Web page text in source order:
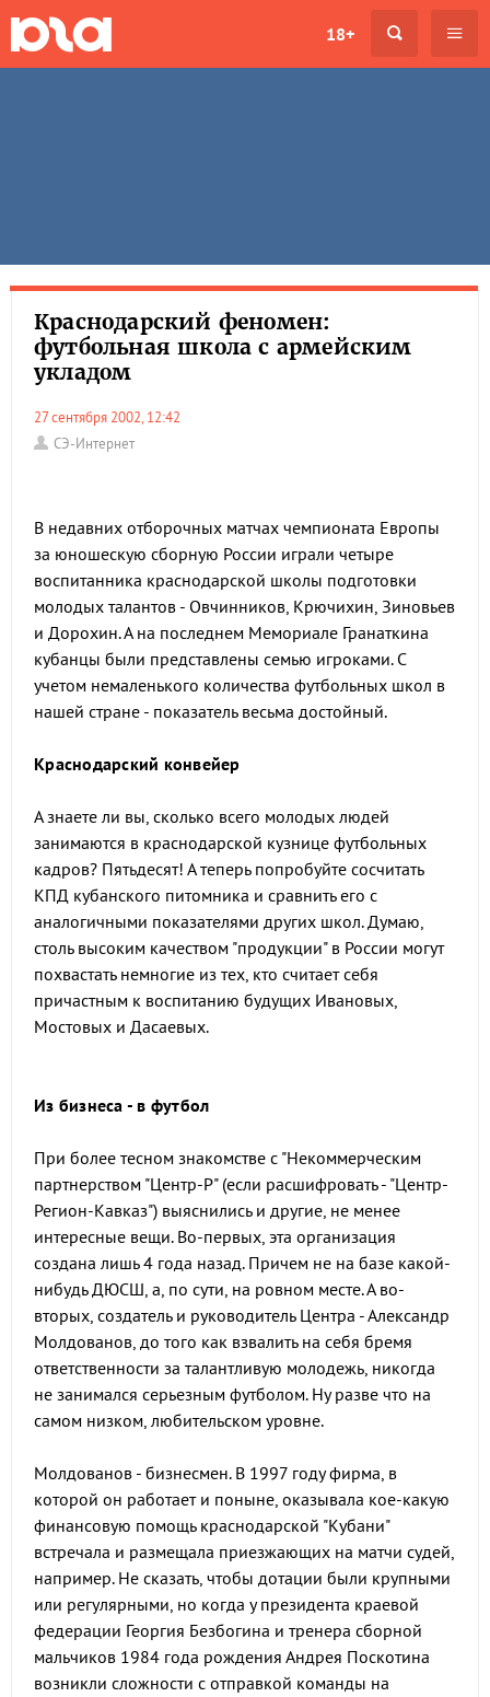
18+
Краснодарский феномен:
футбольная школа с армейским
укладом
27 сентября 2002, 12:42
СЭ-Интернет
В недавних отборочных матчах чемпионата Европы
за юношескую сборную России играли четыре
воспитанника краснодарской школы подготовки
молодых талантов - Овчинников, Крючихин, Зиновьев
и Дорохин. А на последнем Мемориале Гранаткина
кубанцы были представлены семью игроками. С
учетом немаленького количества футбольных школ в
нашей стране - показатель весьма достойный.
Краснодарский конвейер
А знаете ли вы, сколько всего молодых людей
занимаются в краснодарской кузнице футбольных
кадров? Пятьдесят! А теперь попробуйте сосчитать
КПД кубанского питомника и сравнить его с
аналогичными показателями других школ. Думаю,
столь высоким качеством "продукции" в России могут
похвастать немногие из тех, кто считает себя
причастным к воспитанию будущих Ивановых,
Мостовых и Дасаевых.
Из бизнеса - в футбол
При более тесном знакомстве с "Некоммерческим
партнерством "Центр-Р" (если расшифровать - "Центр-
Регион-Кавказ") выяснились и другие, не менее
интересные вещи. Во-первых, эта организация
создана лишь 4 года назад. Причем не на базе какой-
нибудь ДЮСШ, а, по сути, на ровном месте. А во-
вторых, создатель и руководитель Центра - Александр
Молдованов, до того как взвалить на себя бремя
ответственности за талантливую молодежь, никогда
не занимался серьезным футболом. Ну разве что на
самом низком, любительском уровне.
Молдованов - бизнесмен. В 1997 году фирма, в
которой он работает и поныне, оказывала кое-какую
финансовую помощь краснодарской "Кубани"
встречала и размещала приезжающих на матчи судей,
например. Не сказать, чтобы дотации были крупными
или регулярными, но когда у президента краевой
федерации Георгия Безбогина и тренера сборной
мальчиков 1984 года рождения Андрея Поскотина
возникли сложности с отправкой команды на